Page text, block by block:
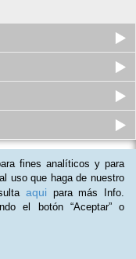
Curso online de HTML5
Plazas limitadas
49€29€
fines analíticos y para
uso que haga de nuestro
aqui para más Info.
el botón “Aceptar” o